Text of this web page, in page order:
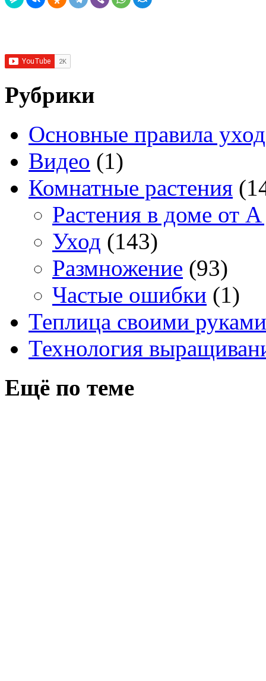
Рубрики
Основные правила
Видео (1)
Комнатные растения
Растения в доме от
Уход (143)
Размножение (93)
Частые ошибки (1)
Теплица своими руками
Технология
Ещё по теме